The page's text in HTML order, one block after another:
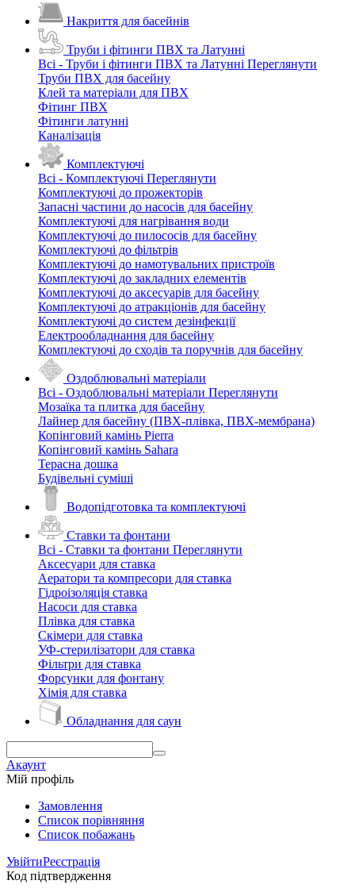
Накриття для басейнів
Труби і фітинги ПВХ та Латунні
Всі - Труби і фітинги ПВХ та Латунні Переглянути
Труби ПВХ для басейну
Клей та матеріали для ПВХ
Фітинг ПВХ
Фітинги латунні
Каналізація
Комплектуючі
Всі - Комплектуючі Переглянути
Комплектуючі до прожекторів
Запасні частини до насосів для басейну
Комплектуючі для нагрівання води
Комплектуючі до пилососів для басейну
Комплектуючі до фільтрів
Комплектуючі до намотувальних пристроїв
Комплектуючі до закладних елементів
Комплектуючі до аксесуарів для басейну
Комплектуючі до атракціонів для басейну
Комплектуючі до систем дезінфекції
Електрообладнання для басейну
Комплектуючі до сходів та поручнів для басейну
Оздоблювальні матеріали
Всі - Оздоблювальні матеріали Переглянути
Мозаїка та плитка для басейну
Лайнер для басейну (ПВХ-плівка, ПВХ-мембрана)
Копінговий камінь Pierra
Копінговий камінь Sahara
Терасна дошка
Будівельні суміші
Водопідготовка та комплектуючі
Ставки та фонтани
Всі - Ставки та фонтани Переглянути
Аксесуари для ставка
Аератори та компресори для ставка
Гідроізоляція ставка
Насоси для ставка
Плівка для ставка
Скімери для ставка
УФ-стерилізатори для ставка
Фільтри для ставка
Форсунки для фонтану
Хімія для ставка
Обладнання для саун
Акаунт
Мій профіль
Замовлення
Cписок порівняння
Список побажань
УвійтиРеєстрація
Код підтвердження